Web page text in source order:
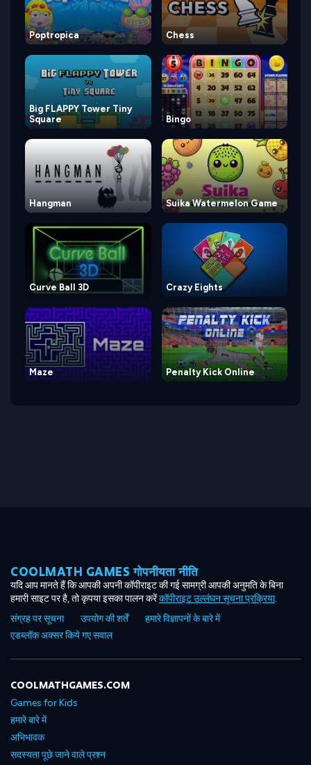
Poptropica Chess
Big FLAPPY Tower Tiny
Square
Bingo
Hangman Suika Watermelon Game
Curve Ball 3D Crazy Eights
Maze Penalty Kick Online
COOLMATH GAMES गोपनीयता नीति
यदि आप मानते हैं कि आपकी अपनी कॉपीराइट की गई सामग्री आपकी अनुमति के बिना
हमारी साइट पर है, तो कृपया इसका पालन करेंकॉपीराइट उल्लंघन सूचना प्रक्रिया.
संग्रह पर सूचना
उपयोग की शर्तें
हमारे विज्ञापनों के बारे में
एडब्लॉक अक्सर किये गए सवाल
COOLMATHGAMES.COM
Games for Kids
हमारे बारे में
अभिभावक
सदस्यता पूछे जाने वाले प्रश्न